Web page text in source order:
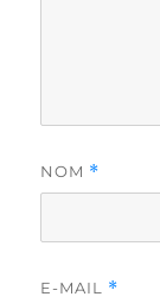
NOM *
E-MAIL *